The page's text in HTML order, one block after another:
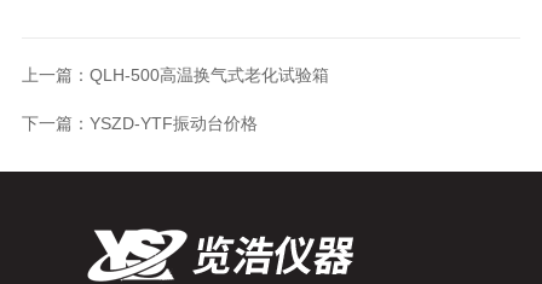
上一篇： QLH-500高温换气式老化试验箱
下一篇： YSZD-YTF振动台价格